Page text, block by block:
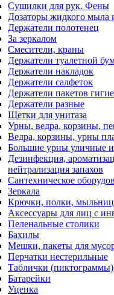
Сушилки для рук. Фены
Дозаторы жидкого мыла
Держатели полотенец
За зеркалом
Смесители, краны
Держатели туалетной
Держатели накладок
Держатели салфеток
Держатели пакетов
Держатели разные
Щетки для унитаза
Урны, ведра, корзины,
Ведра, корзины, урны
Большие урны уличные
Дезинфекция,
нейтрализация запахов
Сантехническое
Зеркала
Крючки, полки,
Аксессуары для лиц с
Пеленальные столики
Бахилы
Мешки, пакеты для
Перчатки нестерильные
Таблички
Батарейки
Уценка